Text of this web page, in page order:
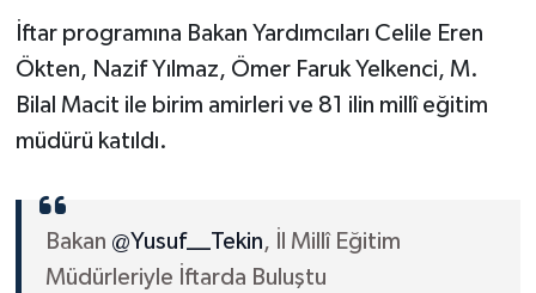
İftar programına Bakan Yardımcıları Celile Eren
Ökten, Nazif Yılmaz, Ömer Faruk Yelkenci, M.
Bilal Macit ile birim amirleri ve 81 ilin millî eğitim
müdürü katıldı.
Bakan @Yusuf__Tekin, İl Millî Eğitim
Müdürleriyle İftarda Buluştu